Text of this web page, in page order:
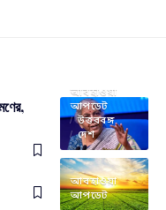
আবহাওয়া
আপডেট
উত্তরবঙ্গ
দেশ
আবহাওয়া
আপডেট